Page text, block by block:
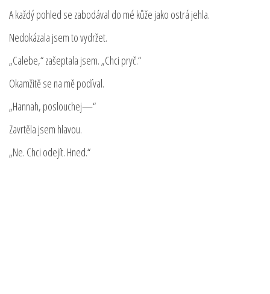
A každý pohled se zabodával do mé kůže jako ostrá jehla.
Nedokázala jsem to vydržet.
„Calebe,“ zašeptala jsem. „Chci pryč.“
Okamžitě se na mě podíval.
„Hannah, poslouchej—“
Zavrtěla jsem hlavou.
„Ne. Chci odejít. Hned.“